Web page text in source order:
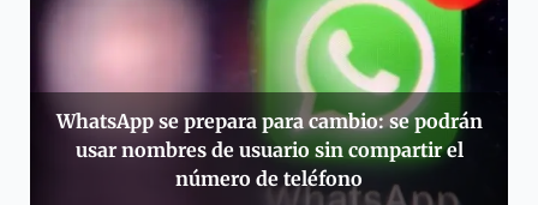
WhatsApp se prepara para cambio: se podrán
usar nombres de usuario sin compartir el
número de teléfono